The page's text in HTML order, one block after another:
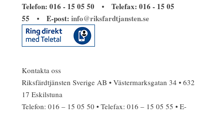
Telefon: 016 - 15 05 50 • Telefax: 016 - 15 05
55 • E-post: info@riksfardtjansten.se
Kontakta oss
Riksfärdtjänsten Sverige AB • Västermarksgatan 34 • 632
17 Eskilstuna
Telefon: 016 – 15 05 50 • Telefax: 016 – 15 05 55 • E-